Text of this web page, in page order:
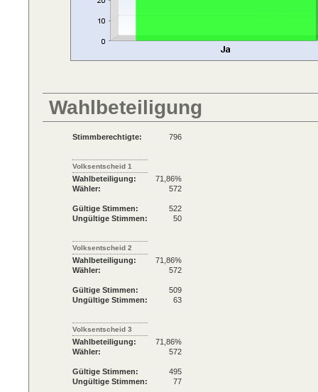
Wahlbeteiligung
Stimmberechtigte: 796
Volksentscheid 1
Wahlbeteiligung:
71,86%
Wähler:
572
Gültige Stimmen:
522
Ungültige Stimmen:
50
Volksentscheid 2
Wahlbeteiligung:
71,86%
Wähler:
572
Gültige Stimmen:
509
Ungültige Stimmen:
63
Volksentscheid 3
Wahlbeteiligung:
71,86%
Wähler:
572
Gültige Stimmen:
495
Ungültige Stimmen:
77